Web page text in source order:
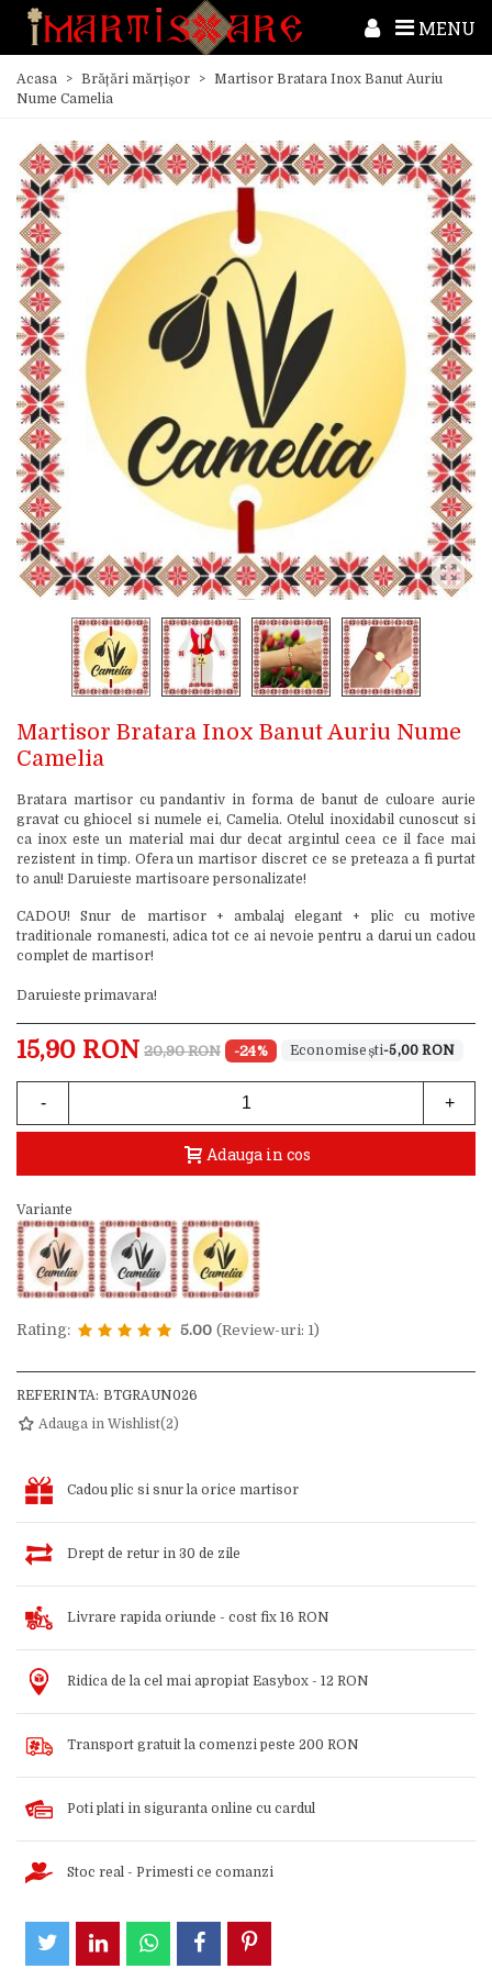
MENU
Acasa > Brățări mărțișor > Martisor Bratara Inox Banut Auriu
Nume Camelia
Martisor Bratara Inox Banut Auriu Nume
Camelia
Bratara martisor cu pandantiv in forma de banut de culoare aurie
gravat cu ghiocel si numele ei, Camelia. Otelul inoxidabil cunoscut si
ca inox este un material mai dur decat argintul ceea ce il face mai
rezistent in timp. Ofera un martisor discret ce se preteaza a fi purtat
to anul! Daruieste martisoare personalizate!
CADOU! Snur de martisor + ambalaj elegant + plic cu motive
traditionale romanesti, adica tot ce ai nevoie pentru a darui un cadou
complet de martisor!
Daruieste primavara!
15,90 RON 20,90 RON -24% -5,00 RON
- +
Adauga in cos
Variante
Rating: 5.00 (Review-uri: 1)
REFERINTA: BTGRAUN026
Adauga in Wishlist(2 )
Cadou plic si snur la orice martisor
Drept de retur in 30 de zile
Livrare rapida oriunde - cost fix 16 RON
Ridica de la cel mai apropiat Easybox - 12 RON
Transport gratuit la comenzi peste 200 RON
Poti plati in siguranta online cu cardul
Stoc real - Primesti ce comanzi